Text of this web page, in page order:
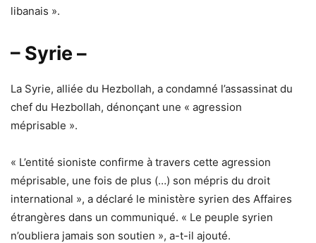
libanais ».
– Syrie –
La Syrie, alliée du Hezbollah, a condamné l’assassinat du
chef du Hezbollah, dénonçant une « agression
méprisable ».
« L’entité sioniste confirme à travers cette agression
méprisable, une fois de plus (…) son mépris du droit
international », a déclaré le ministère syrien des Affaires
étrangères dans un communiqué. « Le peuple syrien
n’oubliera jamais son soutien », a-t-il ajouté.